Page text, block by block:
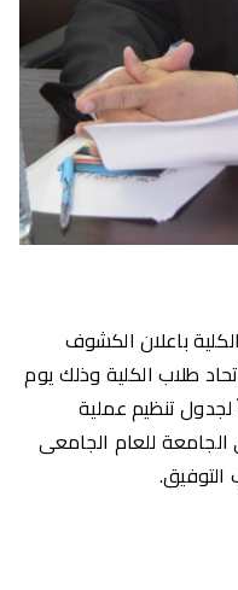
باعلان الكشوف
طلاب الكلية وذلك يوم
11/ 2019م وفقاً لجدول تنظيم عملية
الجامعة للعام الجامعى